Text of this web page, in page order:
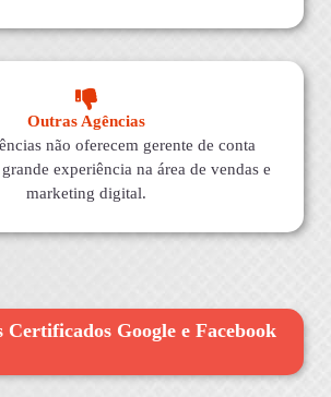
Outras Agências
não oferecem gerente de conta
experiência na área de vendas e
marketing digital.
Certificados Google e Facebook